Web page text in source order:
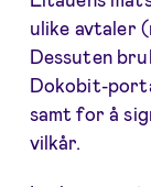
ulike avtaler
Dessuten
Dokobit-
samt for å
vilkår.